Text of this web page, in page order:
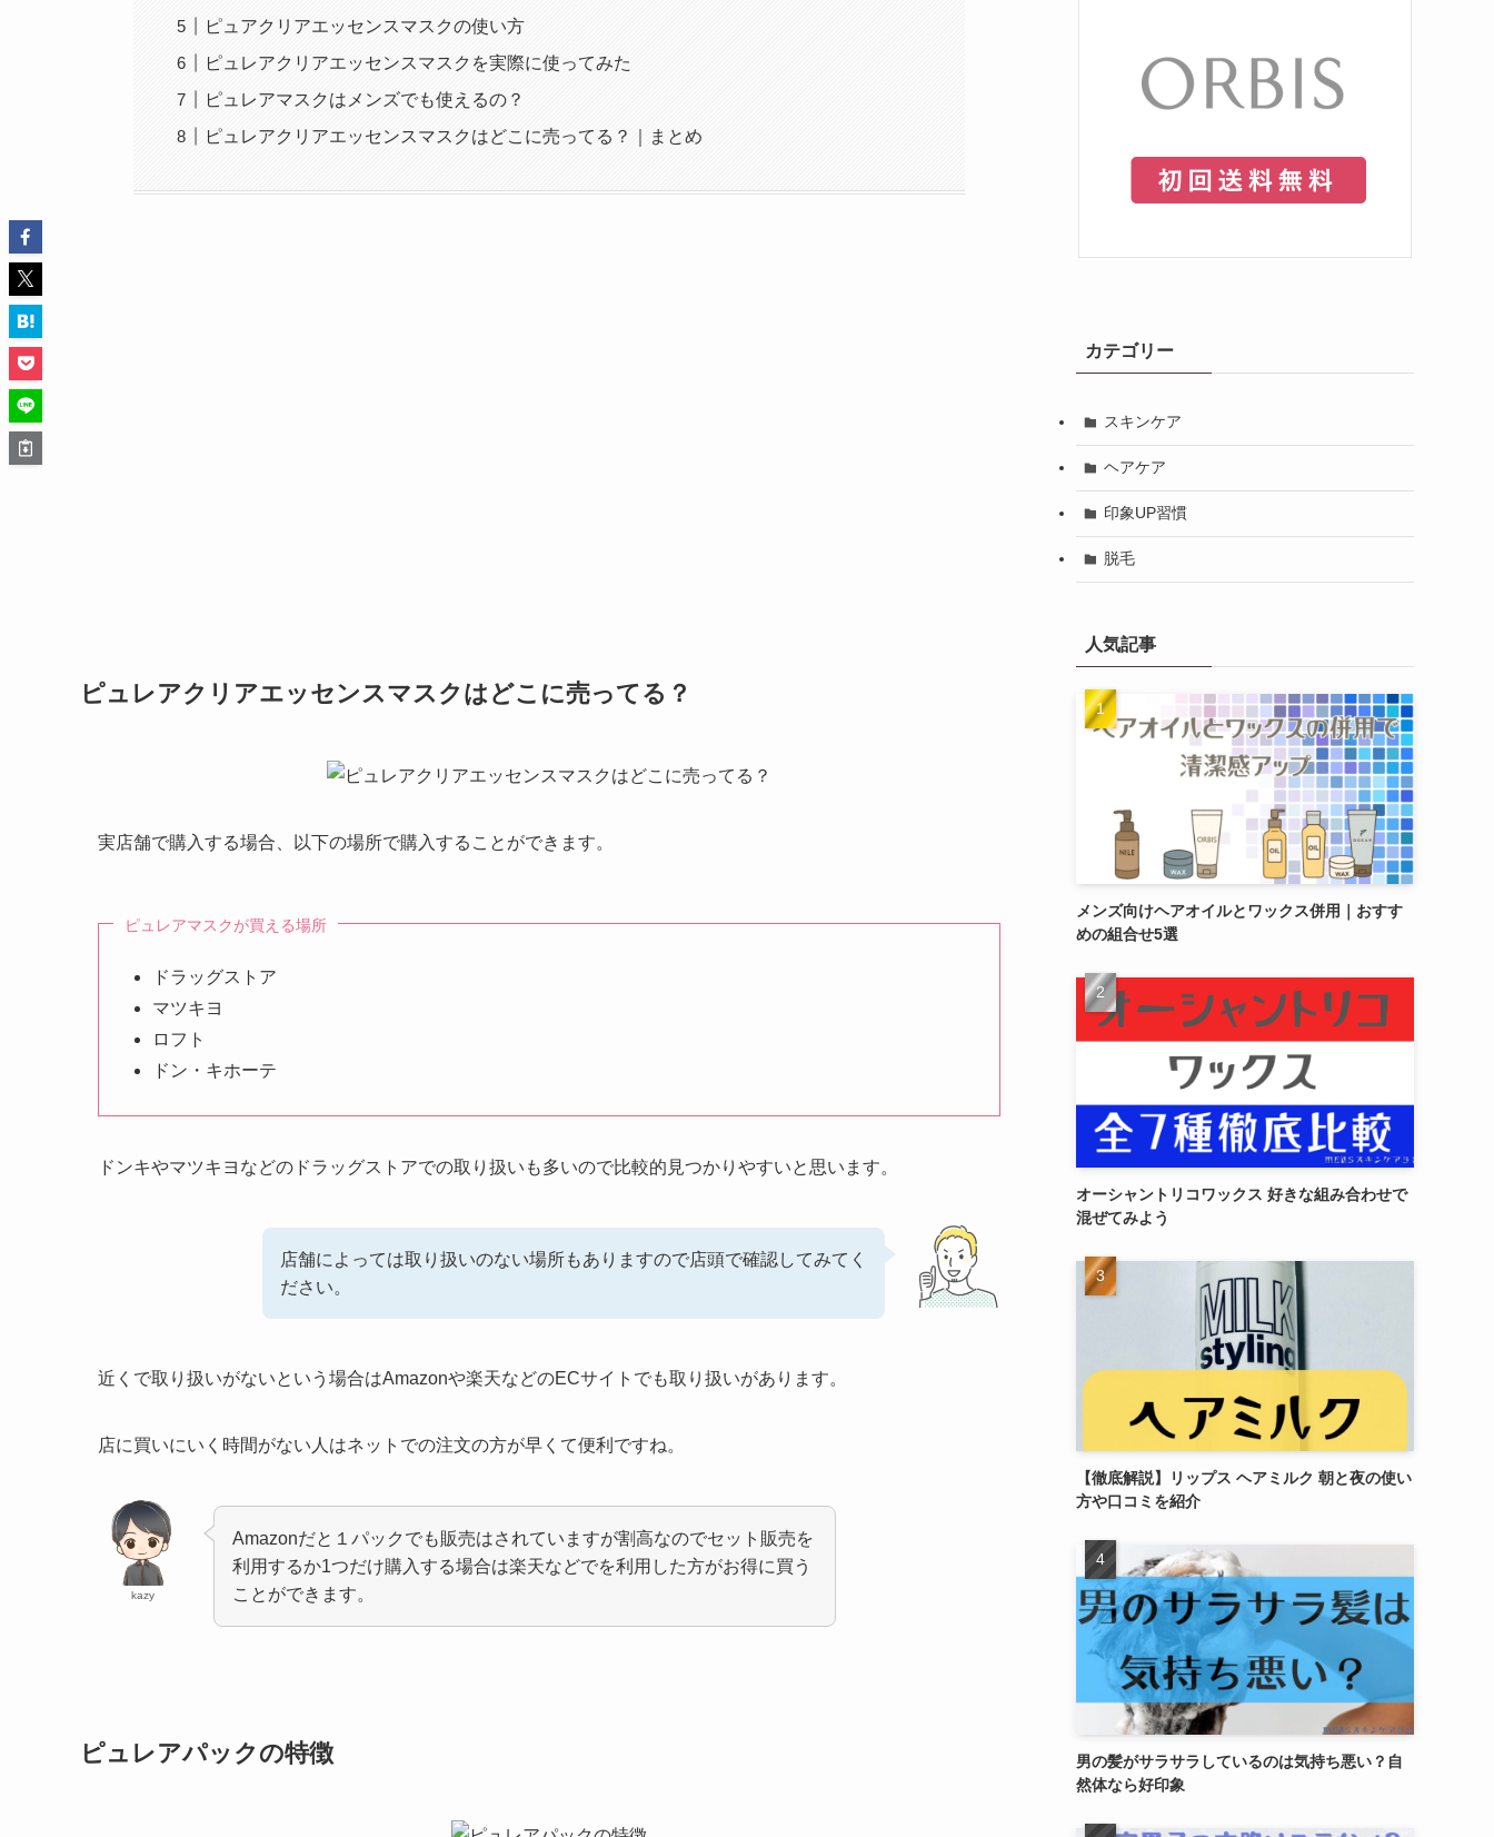
ピュアクリアエッセンスマスクの使い方
ピュレアクリアエッセンスマスクを実際に使ってみた
ピュレアマスクはメンズでも使えるの？
ピュレアクリアエッセンスマスクはどこに売ってる？｜まとめ
ピュレアクリアエッセンスマスクはどこに売ってる？
実店舗で購入する場合、以下の場所で購入することができます。
ピュレアマスクが買える場所
ドラッグストア
マツキヨ
ロフト
ドン・キホーテ
ドンキやマツキヨなどのドラッグストアでの取り扱いも多いので比較的見つかりやすいと思います。
店舗によっては取り扱いのない場所もありますので店頭で確認してみてく
ださい。
近くで取り扱いがないという場合はAmazonや楽天などのECサイトでも取り扱いがあります。
店に買いにいく時間がない人はネットでの注文の方が早くて便利ですね。
kazy
Amazonだと１パックでも販売はされていますが割高なのでセット販売を
利用するか1つだけ購入する場合は楽天などでを利用した方がお得に買う
ことができます。
ピュレアパックの特徴
カテゴリー
スキンケア
ヘアケア
印象UP習慣
脱毛
人気記事
メンズ向けヘアオイルとワックス併用｜おすす
めの組合せ5選
オーシャントリコワックス 好きな組み合わせで
混ぜてみよう
【徹底解説】リップス ヘアミルク 朝と夜の使い
方や口コミを紹介
男の髪がサラサラしているのは気持ち悪い？自
然体なら好印象